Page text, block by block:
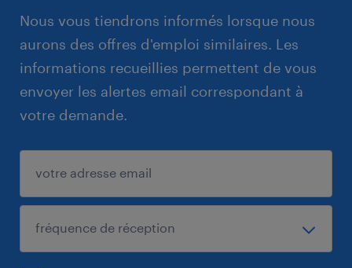
Nous vous tiendrons informés lorsque nous
aurons des offres d'emploi similaires. Les
informations recueillies permettent de vous
envoyer les alertes email correspondant à
votre demande.